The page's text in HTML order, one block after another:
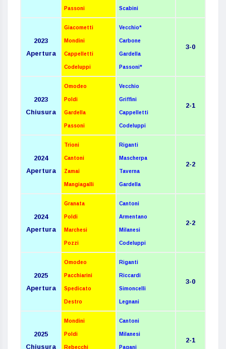
Passoni Scabini
2023
Apertura
Giacometti
Mondini
Cappelletti
Codeluppi
Vecchio*
Carbone
Gardella
Passoni*
3-0
2023
Chiusura
Omodeo
Poldi
Gardella
Passoni
Vecchio
Griffini
Cappelletti
Codeluppi
2-1
2024
Apertura
Trioni
Cantoni
Zamai
Mangiagalli
Riganti
Mascherpa
Taverna
Gardella
2-2
2024
Apertura
Granata
Poldi
Marchesi
Pozzi
Cantoni
Armentano
Milanesi
Codeluppi
2-2
2025
Apertura
Omodeo
Pacchiarini
Spedicato
Destro
Riganti
Riccardi
Simoncelli
Legnani
3-0
2025
Chiusura
Mondini
Poldi
Rebecchi
Cantoni
Milanesi
Pagani
2-1